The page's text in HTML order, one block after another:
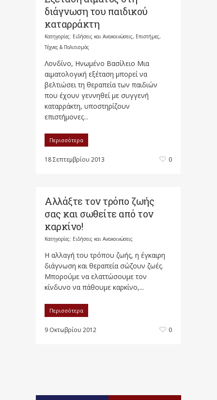
διάγνωση του παιδικού
καταρράκτη
Κατηγορίες: Ειδήσεις και Ανακοινώσεις, Επιστήμες,
Τέχνες & Πολιτισμός
Λονδίνο, Ηνωμένο Βασίλειο Μια
αιματολογική εξέταση μπορεί να
βελτιώσει τη θεραπεία των παιδιών
που έχουν γεννηθεί με συγγενή
καταρράκτη, υποστηρίζουν
επιστήμονες...
Περισσότερα
18 Σεπτεμβρίου 2013 0
Αλλάξτε τον τρόπο ζωής
σας και σωθείτε από τον
καρκίνο!
Κατηγορίες: Ειδήσεις και Ανακοινώσεις
Η αλλαγή του τρόπου ζωής, η έγκαιρη
διάγνωση και θεραπεία σώζουν ζωές.
Μπορούμε να ελαττώσουμε τον
κίνδυνο να πάθουμε καρκίνο,...
Περισσότερα
9 Οκτωβρίου 2012 0